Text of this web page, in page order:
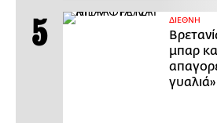
ΔΙΕΘΝΗ
μπαρ